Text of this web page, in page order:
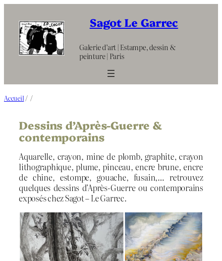
contenu
Sagot Le Garrec
Galerie d’art | Estampe, dessin &
peinture | Paris
Accueil / /
Dessins d’Après-Guerre &
contemporains
Aquarelle, crayon, mine de plomb, graphite, crayon
lithographique, plume, pinceau, encre brune, encre
de chine, estompe, gouache, fusain,… retrouvez
quelques dessins d’Après-Guerre ou contemporains
exposés chez Sagot – Le Garrec.